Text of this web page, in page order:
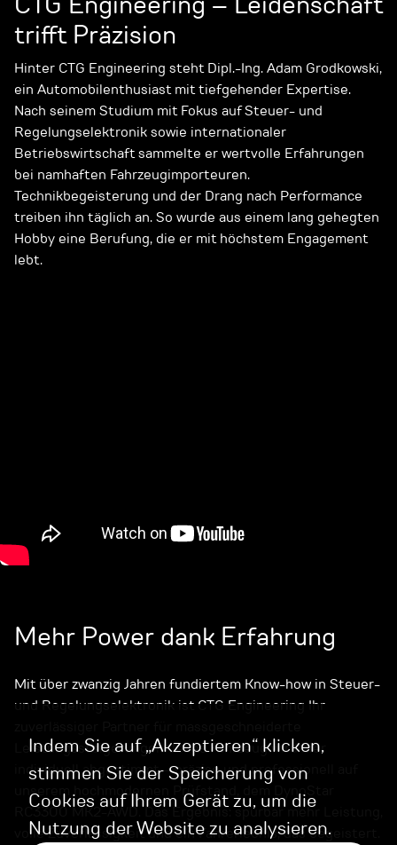
Indem Sie auf „Akzeptieren“ klicken,
stimmen Sie der Speicherung von
Cookies auf Ihrem Gerät zu, um die
Nutzung der Website zu analysieren.
trifft Präzision
Hinter CTG Engineering steht Dipl.-Ing. Adam Grodkowski,
ein Automobilenthusiast mit tiefgehender Expertise.
Nach seinem Studium mit Fokus auf Steuer- und
Regelungselektronik sowie internationaler
Betriebswirtschaft sammelte er wertvolle Erfahrungen
bei namhaften Fahrzeugimporteuren.
Technikbegeisterung und der Drang nach Performance
treiben ihn täglich an. So wurde aus einem lang gehegten
Hobby eine Berufung, die er mit höchstem Engagement
lebt.
Mehr Power dank Erfahrung
Mit über zwanzig Jahren fundiertem Know-how in Steuer-
und Regelungselektronik ist CTG Engineering Ihr
Leistungssteigerungen. Jedes Fahrzeug wird hier
individuell abgestimmt – präzise und professionell auf
unserem hochmodernen Prüfstand, dem DynoStar
RC3300 MK2-AWD. Das Ergebnis: spürbar mehr Leistung,
volle Zuverlässigkeit und ein Fahrerlebnis, das begeistert.